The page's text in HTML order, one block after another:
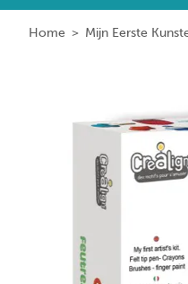
Home > Mijn Eerste